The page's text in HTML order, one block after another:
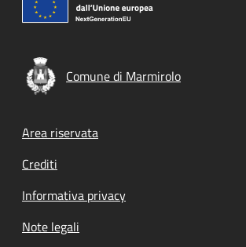
Comune di Marmirolo
Footer menu
Area riservata
Crediti
Informativa privacy
Note legali